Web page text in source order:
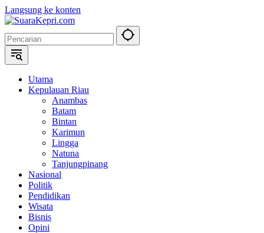
Langsung ke konten
Utama
Kepulauan Riau
Anambas
Batam
Bintan
Karimun
Lingga
Natuna
Tanjungpinang
Nasional
Politik
Pendidikan
Wisata
Bisnis
Opini